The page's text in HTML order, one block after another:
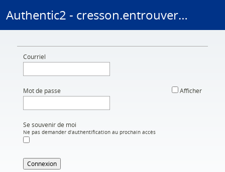
Aller au contenuAuthentic2 - cresson.entrouvert.org
Courriel
Mot de passe Afficher
Se souvenir de moi
Ne pas demander d’authentification au prochain accès
Connexion